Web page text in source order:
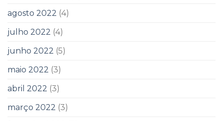
agosto 2022 (4)
julho 2022 (4)
junho 2022 (5)
maio 2022 (3)
abril 2022 (3)
março 2022 (3)